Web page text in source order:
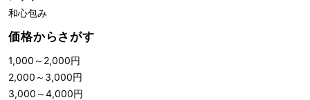
和心包み
価格からさがす
1,000 ～ 2,000円
2,000 ～ 3,000円
3,000 ～4,000円